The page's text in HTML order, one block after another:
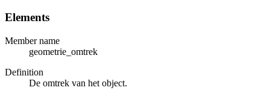
Elements
Member name
geometrie_omtrek
Definition
De omtrek van het object.